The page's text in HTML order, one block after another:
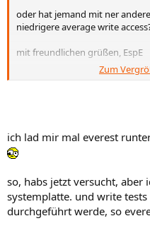
oder hat jemand mit ner
niedrigere average write
mit freundlichen grüßen, EspE
Zum
ich lad mir mal everest
so, habs jetzt versucht, aber
systemplatte. und write
durchgeführt werde, so